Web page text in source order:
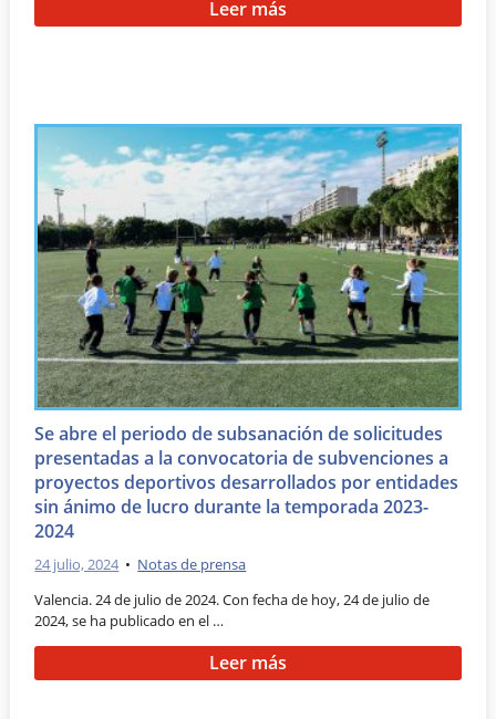
Leer más
Se abre el periodo de subsanación de solicitudes
presentadas a la convocatoria de subvenciones a
proyectos deportivos desarrollados por entidades
sin ánimo de lucro durante la temporada 2023-
2024
24 julio, 2024 • Notas de prensa
Valencia. 24 de julio de 2024. Con fecha de hoy, 24 de julio de
2024, se ha publicado en el …
Leer más